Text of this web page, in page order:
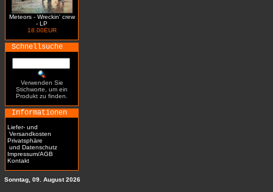
Meteors - Wreckin' crew
- LP
18.00EUR
Schnellsuche
Verwenden Sie
Stichworte, um ein
Produkt zu finden.
Informationen
Liefer- und
Versandkosten
Privatsphäre
und Datenschutz
Impressum/AGB
Kontakt
Sonntag, 09. August 2026